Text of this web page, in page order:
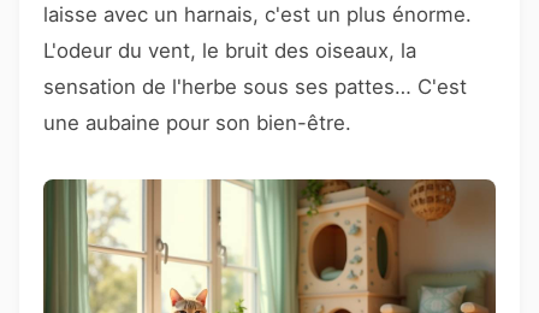
laisse avec un harnais, c'est un plus énorme.
L'odeur du vent, le bruit des oiseaux, la
sensation de l'herbe sous ses pattes… C'est
une aubaine pour son bien-être.